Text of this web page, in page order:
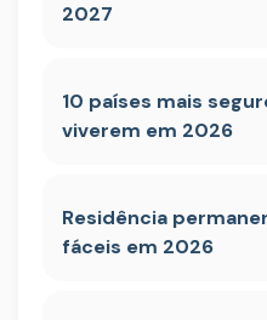
2027
10 países mais
viverem em 2026
Residência
fáceis em 2026